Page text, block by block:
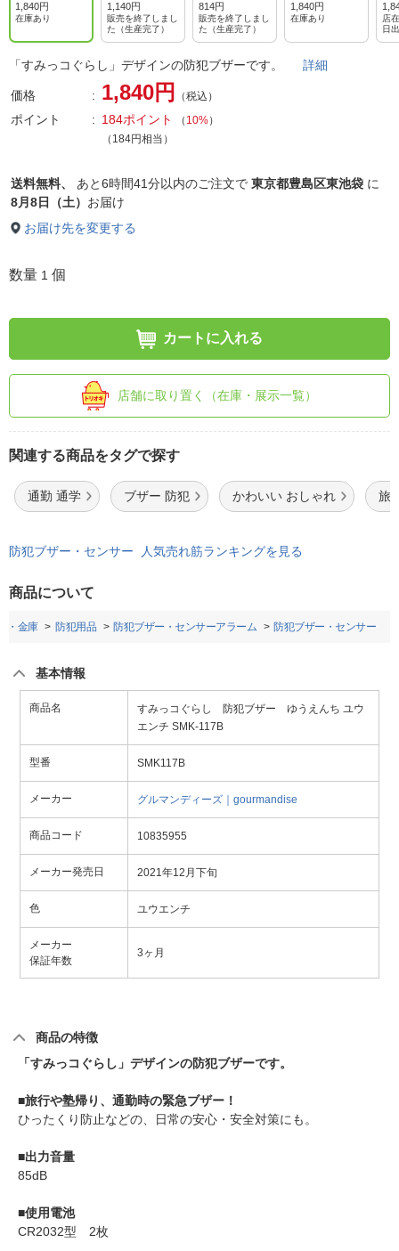
1,840円
在庫あり
1,140円
販売を終了しまし
た（生産完了）
814円
販売を終了しまし
た（生産完了）
1,840円
在庫あり
店
日
「すみっコぐらし」デザインの防犯ブザーです。 詳細
価格 1,840円 （税込）
ポイント 184ポイント （ 10%）
（184円相当）
送料無料、 あと6時間41分以内のご注文で 東京都豊島区東池袋 に
8月8日（土） お届け
お届け先を変更する
数量 1 個
カートに入れる
店舗に取り置く（在庫・展示一覧）
関連する商品をタグで探す
通勤 通学 ブザー 防犯 かわいい おしゃれ 旅
防犯ブザー・センサー 人気売れ筋ランキングを見る
商品について
・金庫 防犯用品 防犯ブザー・センサーアラーム 防犯ブザー・センサー
基本情報
商品名
すみっコぐらし 防犯ブザー ゆうえんち ユウ
エンチ SMK-117B
型番 SMK117B
メーカー グルマンディーズ｜gourmandise
商品コード 10835955
メーカー発売日 2021年12月下旬
色 ユウエンチ
メーカー
保証年数
3ヶ月
商品の特徴
「すみっコぐらし」デザインの防犯ブザーです。
■旅行や塾帰り、通勤時の緊急ブザー！
ひったくり防止などの、日常の安心・安全対策にも。
■出力音量
85dB
■使用電池
CR2032型 2枚